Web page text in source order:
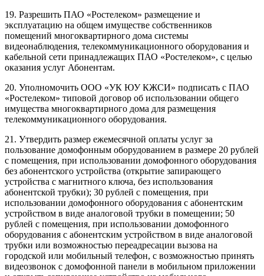
19. Разрешить ПАО «Ростелеком» размещение и
эксплуатацию на общем имуществе собственников
помещений многоквартирного дома системы
видеонаблюдения, телекоммуникационного оборудования и
кабельной сети принадлежащих ПАО «Ростелеком», с целью
оказания услуг Абонентам.
20. Уполномочить ООО «УК ЮУ КЖСИ» подписать с ПАО
«Ростелеком» типовой договор об использовании общего
имущества многоквартирного дома для размещения
телекоммуникационного оборудования.
21. Утвердить размер ежемесячной оплаты услуг за
пользование домофонным оборудованием в размере 20 рублей
с помещения, при использовании домофонного оборудования
без абонентского устройства (открытие запирающего
устройства с магнитного ключа, без использования
абонентской трубки); 30 рублей с помещения, при
использовании домофонного оборудования с абонентским
устройством в виде аналоговой трубки в помещении; 50
рублей с помещения, при использовании домофонного
оборудования с абонентским устройством в виде аналоговой
трубки или возможностью переадресации вызова на
городской или мобильный телефон, с возможностью принять
видеозвонок с домофонной панели в мобильном приложении